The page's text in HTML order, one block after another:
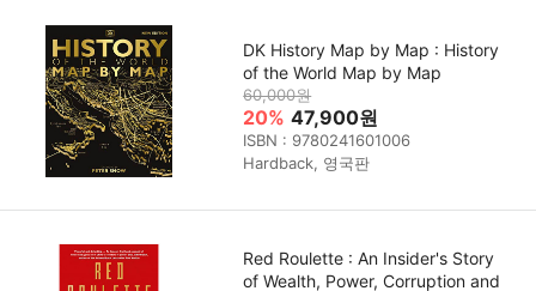
DK History Map by Map : History
of the World Map by Map
60,000원
20% 47,900원
ISBN : 9780241601006
Hardback, 영국판
Red Roulette : An Insider's Story
of Wealth, Power, Corruption and